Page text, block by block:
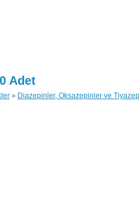
Adet
» Diazepinler, Oksazepinler ve